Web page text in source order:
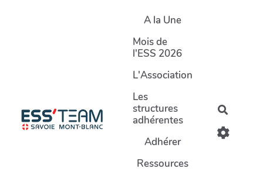
A la Une
Mois de
l'ESS 2026
L'Association
Les
structures
adhérentes
Adhérer
Ressources